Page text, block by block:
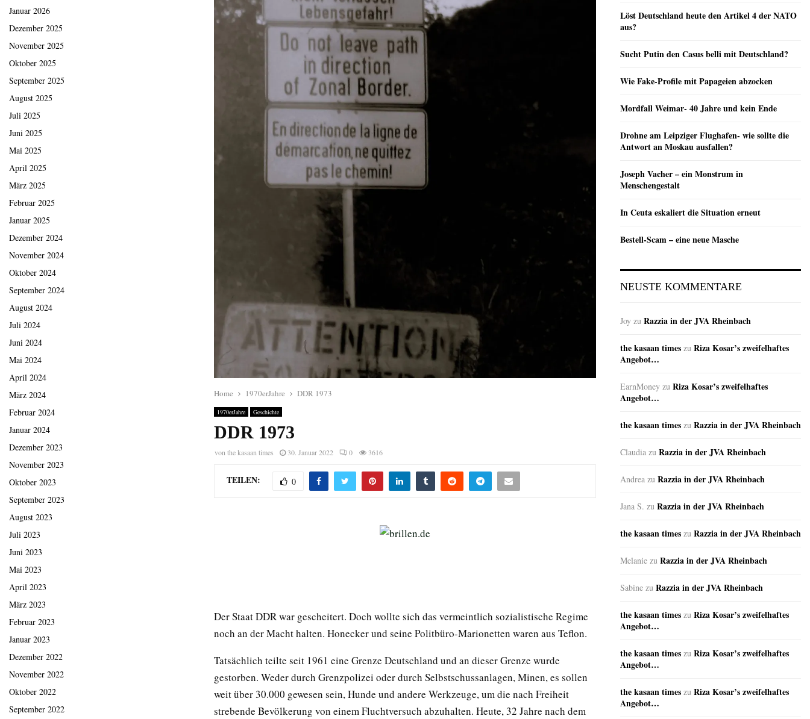
Home 1970erJahre DDR 1973
1970erJahre Geschichte
DDR 1973
von the kasaan times 30. Januar 2022 0 3616
TEILEN: 0
Der Staat DDR war gescheitert. Doch wollte sich das vermeintlich sozialistische Regime
noch an der Macht halten. Honecker und seine Politbüro-Marionetten waren aus Teflon.
Tatsächlich teilte seit 1961 eine Grenze Deutschland und an dieser Grenze wurde
gestorben. Weder durch Grenzpolizei oder durch Selbstschussanlagen, Minen, es sollen
weit über 30.000 gewesen sein, Hunde und andere Werkzeuge, um die nach Freiheit
strebende Bevölkerung von einem Fluchtversuch abzuhalten. Heute, 32 Jahre nach dem
Januar 2026
Dezember 2025
November 2025
Oktober 2025
September 2025
August 2025
Juli 2025
Juni 2025
Mai 2025
April 2025
März 2025
Februar 2025
Januar 2025
Dezember 2024
November 2024
Oktober 2024
September 2024
August 2024
Juli 2024
Juni 2024
Mai 2024
April 2024
März 2024
Februar 2024
Januar 2024
Dezember 2023
November 2023
Oktober 2023
September 2023
August 2023
Juli 2023
Juni 2023
Mai 2023
April 2023
März 2023
Februar 2023
Januar 2023
Dezember 2022
November 2022
Oktober 2022
September 2022
Löst Deutschland heute den Artikel 4 der NATO
aus?
Sucht Putin den Casus belli mit Deutschland?
Wie Fake-Profile mit Papageien abzocken
Mordfall Weimar- 40 Jahre und kein Ende
Drohne am Leipziger Flughafen- wie sollte die
Antwort an Moskau ausfallen?
Joseph Vacher – ein Monstrum in
Menschengestalt
In Ceuta eskaliert die Situation erneut
Bestell-Scam – eine neue Masche
NEUSTE KOMMENTARE
Joy zu Razzia in der JVA Rheinbach
the kasaan times zu Riza Kosar’s zweifelhaftes
Angebot…
EarnMoney zu Riza Kosar’s zweifelhaftes
Angebot…
the kasaan times zu Razzia in der JVA Rheinbach
Claudia zu Razzia in der JVA Rheinbach
Andrea zu Razzia in der JVA Rheinbach
Jana S. zu Razzia in der JVA Rheinbach
the kasaan times zu Razzia in der JVA Rheinbach
Melanie zu Razzia in der JVA Rheinbach
Sabine zu Razzia in der JVA Rheinbach
the kasaan times zu Riza Kosar’s zweifelhaftes
Angebot…
the kasaan times zu Riza Kosar’s zweifelhaftes
Angebot…
the kasaan times zu Riza Kosar’s zweifelhaftes
Angebot…